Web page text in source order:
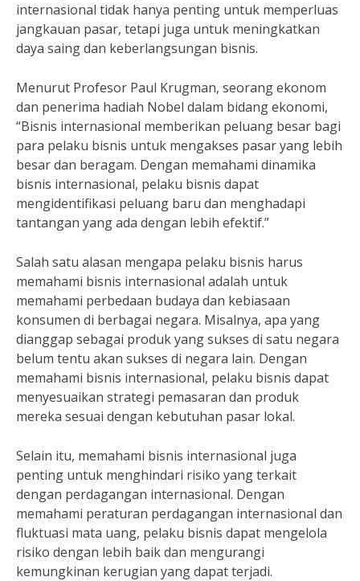
internasional tidak hanya penting untuk memperluas
jangkauan pasar, tetapi juga untuk meningkatkan
daya saing dan keberlangsungan bisnis.
Menurut Profesor Paul Krugman, seorang ekonom
dan penerima hadiah Nobel dalam bidang ekonomi,
“Bisnis internasional memberikan peluang besar bagi
para pelaku bisnis untuk mengakses pasar yang lebih
besar dan beragam. Dengan memahami dinamika
bisnis internasional, pelaku bisnis dapat
mengidentifikasi peluang baru dan menghadapi
tantangan yang ada dengan lebih efektif.”
Salah satu alasan mengapa pelaku bisnis harus
memahami bisnis internasional adalah untuk
memahami perbedaan budaya dan kebiasaan
konsumen di berbagai negara. Misalnya, apa yang
dianggap sebagai produk yang sukses di satu negara
belum tentu akan sukses di negara lain. Dengan
memahami bisnis internasional, pelaku bisnis dapat
menyesuaikan strategi pemasaran dan produk
mereka sesuai dengan kebutuhan pasar lokal.
Selain itu, memahami bisnis internasional juga
penting untuk menghindari risiko yang terkait
dengan perdagangan internasional. Dengan
memahami peraturan perdagangan internasional dan
fluktuasi mata uang, pelaku bisnis dapat mengelola
risiko dengan lebih baik dan mengurangi
kemungkinan kerugian yang dapat terjadi.